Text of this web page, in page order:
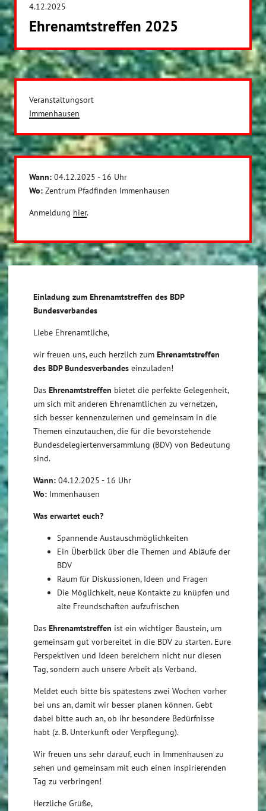
4.12.2025
Ehrenamtstreffen 2025
Veranstaltungsort
Immenhausen
Wann: 04.12.2025 - 16 Uhr
Wo: Zentrum Pfadfinden Immenhausen
Anmeldung hier.
Einladung zum Ehrenamtstreffen des BDP
Bundesverbandes
Liebe Ehrenamtliche,
wir freuen uns, euch herzlich zum Ehrenamtstreffen
des BDP Bundesverbandes einzuladen!
Das Ehrenamtstreffen bietet die perfekte Gelegenheit,
um sich mit anderen Ehrenamtlichen zu vernetzen,
sich besser kennenzulernen und gemeinsam in die
Themen einzutauchen, die für die bevorstehende
Bundesdelegiertenversammlung (BDV) von Bedeutung
sind.
Wann: 04.12.2025 - 16 Uhr
Wo: Immenhausen
Was erwartet euch?
Spannende Austauschmöglichkeiten
Ein Überblick über die Themen und Abläufe der
BDV
Raum für Diskussionen, Ideen und Fragen
Die Möglichkeit, neue Kontakte zu knüpfen und
alte Freundschaften aufzufrischen
Das Ehrenamtstreffen ist ein wichtiger Baustein, um
gemeinsam gut vorbereitet in die BDV zu starten. Eure
Perspektiven und Ideen bereichern nicht nur diesen
Tag, sondern auch unsere Arbeit als Verband.
Meldet euch bitte bis spätestens zwei Wochen vorher
bei uns an, damit wir besser planen können. Gebt
dabei bitte auch an, ob ihr besondere Bedürfnisse
habt (z. B. Unterkunft oder Verpflegung).
Wir freuen uns sehr darauf, euch in Immenhausen zu
sehen und gemeinsam mit euch einen inspirierenden
Tag zu verbringen!
Herzliche Grüße,